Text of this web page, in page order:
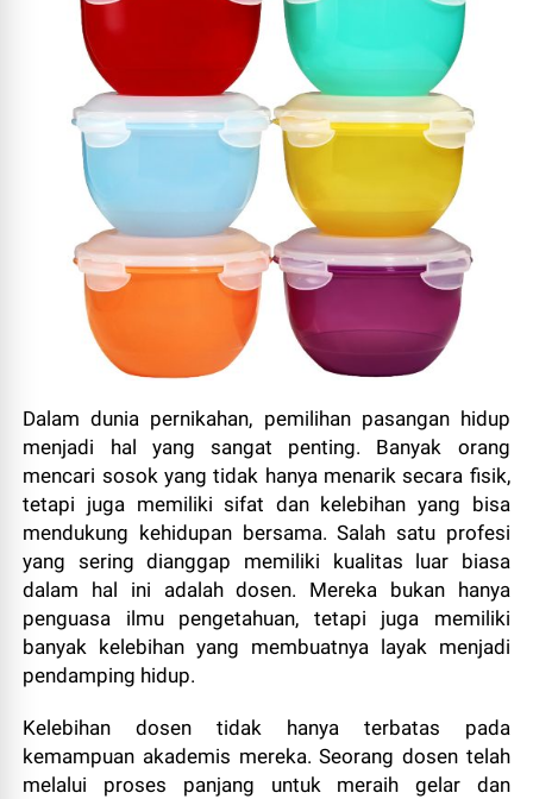
Dalam dunia pernikahan, pemilihan pasangan hidup
menjadi hal yang sangat penting. Banyak orang
mencari sosok yang tidak hanya menarik secara fisik,
tetapi juga memiliki sifat dan kelebihan yang bisa
mendukung kehidupan bersama. Salah satu profesi
yang sering dianggap memiliki kualitas luar biasa
dalam hal ini adalah dosen. Mereka bukan hanya
penguasa ilmu pengetahuan, tetapi juga memiliki
banyak kelebihan yang membuatnya layak menjadi
pendamping hidup.
Kelebihan dosen tidak hanya terbatas pada
kemampuan akademis mereka. Seorang dosen telah
melalui proses panjang untuk meraih gelar dan